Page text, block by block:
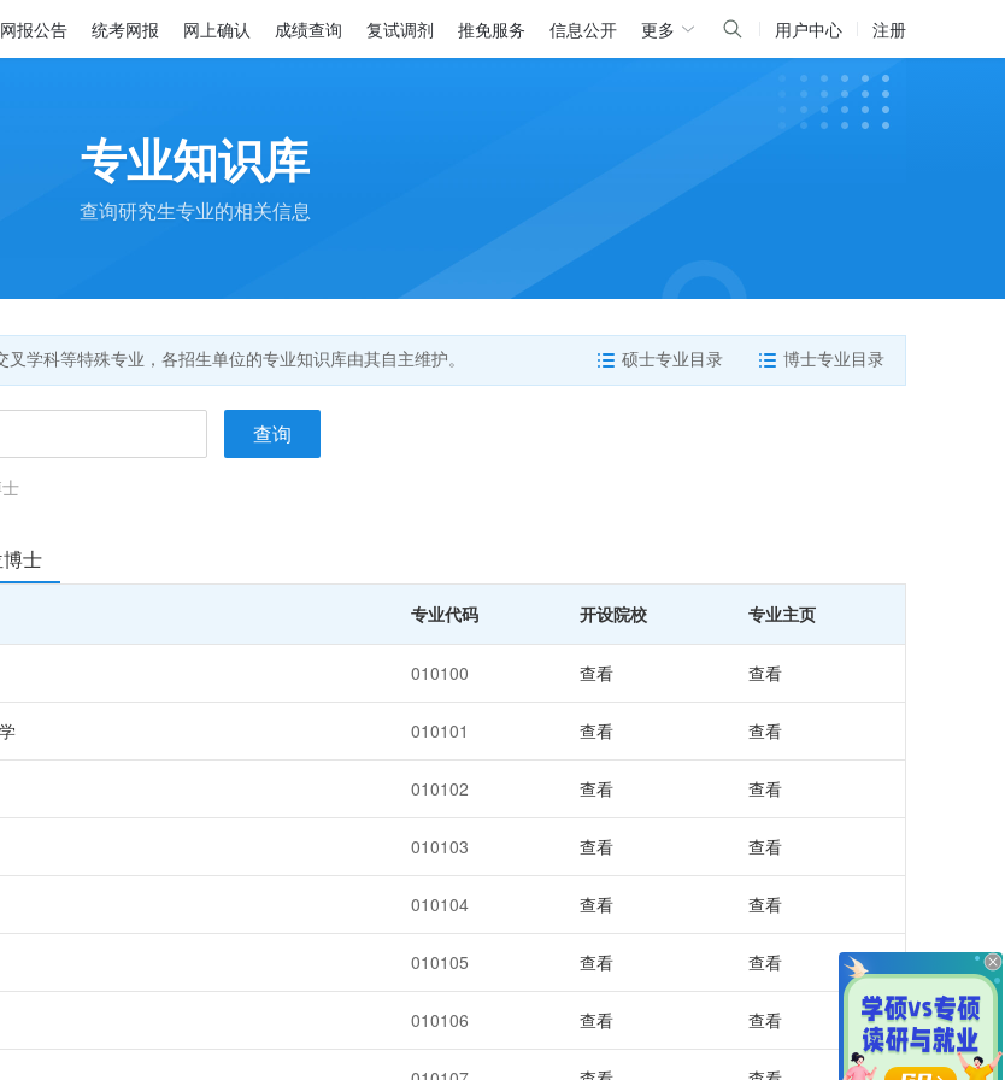
网报公告 统考网报 网上确认 成绩查询 复试调剂 推免服务 信息公开 更多 用户中心 注册
专业知识库
查询研究生专业的相关信息
学科等特殊专业，各招生单位的专业知识库由其自主维护。  硕士专业目录  博士专业目录
士
专业代码 开设院校 专业主页
010100 查看 查看
010101 查看 查看
010102 查看 查看
010103 查看 查看
010104 查看 查看
010105 查看 查看
010106 查看 查看